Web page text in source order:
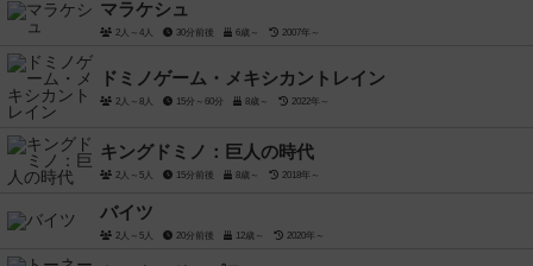
マラケシュ
2人～4人 30分前後 6歳～ 2007年～
ドミノゲーム・メキシカントレイン
2人～8人 15分～60分 8歳～ 2022年～
キングドミノ：巨人の時代
2人～5人 15分前後 8歳～ 2018年～
バイツ
2人～5人 20分前後 12歳～ 2020年～